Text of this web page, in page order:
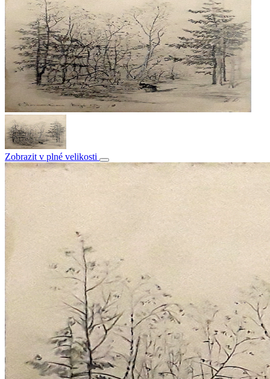
Zobrazit v plné velikosti